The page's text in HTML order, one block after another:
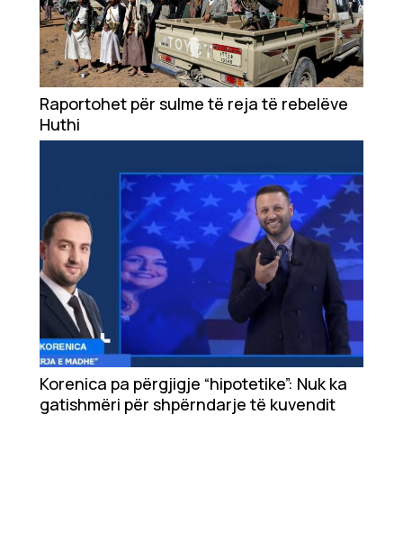
Raportohet për sulme të reja të rebelëve
Huthi
Korenica pa përgjigje “hipotetike”: Nuk ka
gatishmëri për shpërndarje të kuvendit